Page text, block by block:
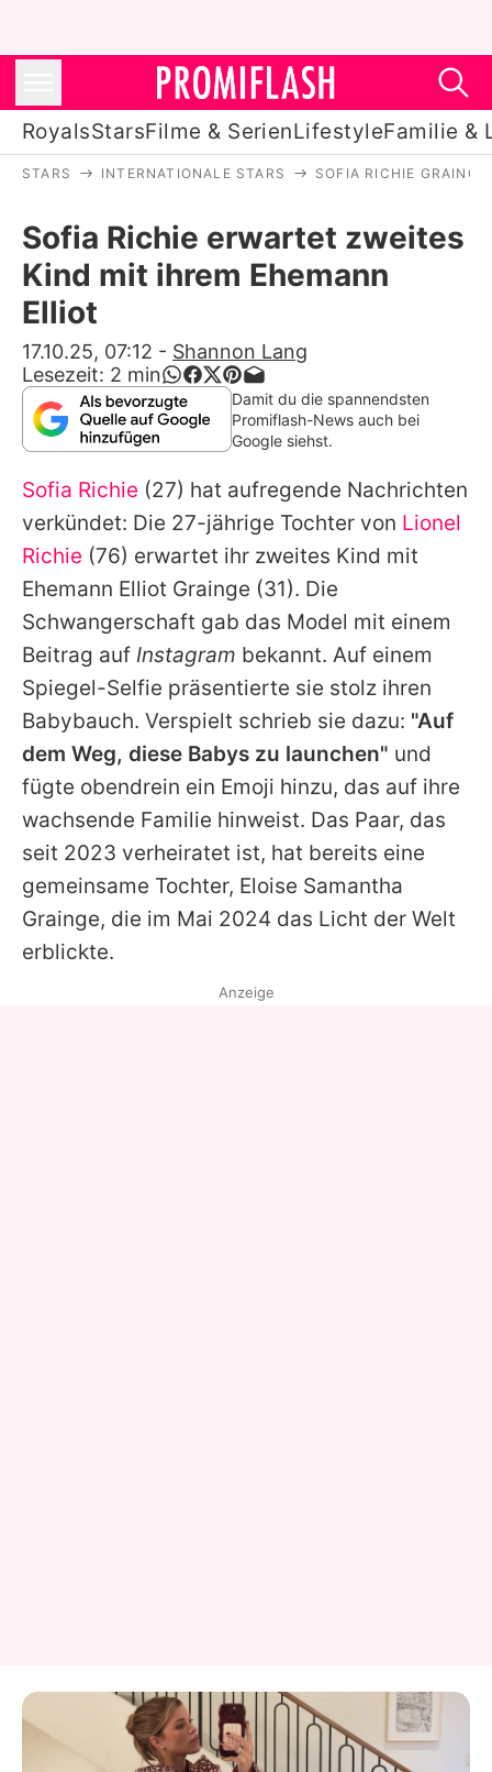
RoyalsStarsFilme & SerienLifestyleFamilie &
Stars
Filme & Serien
Lifestyle
Familie & Liebe
Promiflash Exklusiv
Alle Themen auf Promiflash
Jobs
App runterladen
Team
Redaktionelle Richtlinien
Impressum
Datenschutzerklärung
Utiq verwalten
STARS INTERNATIONALE STARS SOFIA RICHIE GRAINGE
Sofia Richie erwartet zweites
Kind mit ihrem Ehemann
Elliot
17.10.25, 07:12 - Shannon Lang
Lesezeit: 2 min
Damit du die spannendsten
Promiflash-News auch bei
Google siehst.
Sofia Richie (27) hat aufregende Nachrichten
verkündet: Die 27-jährige Tochter von Lionel
Richie (76) erwartet ihr zweites Kind mit
Ehemann Elliot Grainge (31). Die
Schwangerschaft gab das Model mit einem
Beitrag auf Instagram bekannt. Auf einem
Spiegel-Selfie präsentierte sie stolz ihren
Babybauch. Verspielt schrieb sie dazu: "Auf
dem Weg, diese Babys zu launchen" und
fügte obendrein ein Emoji hinzu, das auf ihre
wachsende Familie hinweist. Das Paar, das
seit 2023 verheiratet ist, hat bereits eine
gemeinsame Tochter, Eloise Samantha
Grainge, die im Mai 2024 das Licht der Welt
erblickte.
Anzeige